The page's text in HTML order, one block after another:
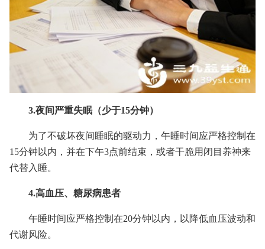
3.夜间严重失眠（少于15分钟）
为了不破坏夜间睡眠的驱动力，午睡时间应严格控制在
15分钟以内，并在下午3点前结束，或者干脆用闭目养神来
代替入睡。
4.高血压、糖尿病患者
午睡时间应严格控制在20分钟以内，以降低血压波动和
代谢风险。